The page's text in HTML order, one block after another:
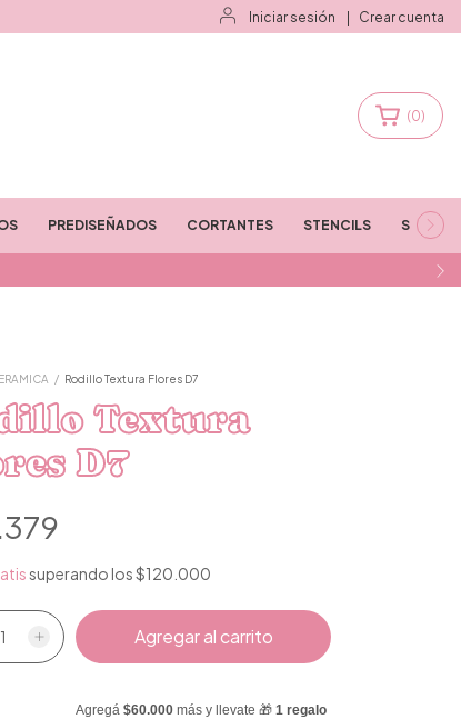
Iniciar sesión Crear cuenta
(0)
PREDISEÑADOS CORTANTES STENCILS STAMPS
/ Rodillo Textura Flores D7
Textura
D7
superando los$120.000
Agregá $60.000 más y llevate 🎁 1 regalo